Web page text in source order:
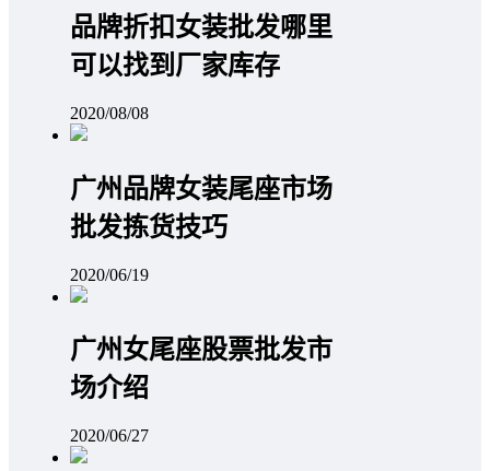
品牌折扣女装批发哪里
可以找到厂家库存
2020/08/08
广州品牌女装尾座市场
批发拣货技巧
2020/06/19
广州女尾座股票批发市
场介绍
2020/06/27